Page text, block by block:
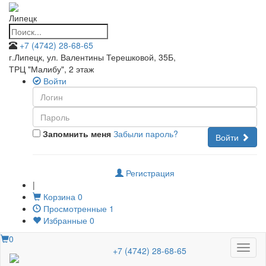
Липецк
+7 (4742) 28-68-65
г.Липецк, ул. Валентины Терешковой, 35Б,
ТРЦ "Малибу", 2 этаж
Войти
Запомнить меня Войти
Забыли пароль?
Регистрация
|
Корзина 0
Просмотренные 1
Избранные 0
Меню
0
+7 (4742) 28-68-65